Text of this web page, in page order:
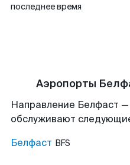
последнее время
Аэропорты
Направление Белфаст
обслуживают
Белфаст BFS